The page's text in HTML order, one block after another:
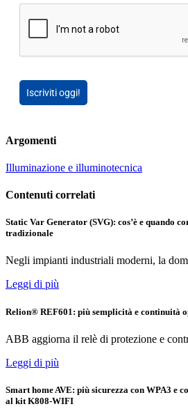
Iscriviti oggi!
Argomenti
Illuminazione e illuminotecnica
Contenuti correlati
Static Var Generator (SVG): cos’è e quando
tradizionale
Negli impianti industriali moderni, la
Leggi di più
Relion® REF601: più semplicità e continuità
ABB aggiorna il relè di protezione e
Leggi di più
Smart home AVE: più sicurezza con WPA3 e
al kit K808-WIFI